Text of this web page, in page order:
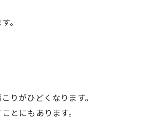
。
りがひどくなります。
とにもあります。